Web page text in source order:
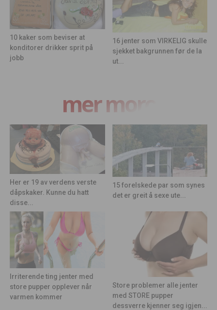
10 kaker som beviser at
konditorer drikker sprit på
jobb
16 jenter som VIRKELIG skulle
sjekket bakgrunnen før de la
ut...
mer moro
Her er 19 av verdens verste
dåpskaker. Kunne du hatt
disse...
15 forelskede par som synes
det er greit å sexe ute...
Irriterende ting jenter med
store pupper opplever når
varmen kommer
Store problemer alle jenter
med STORE pupper
dessverre kjenner seg igjen...